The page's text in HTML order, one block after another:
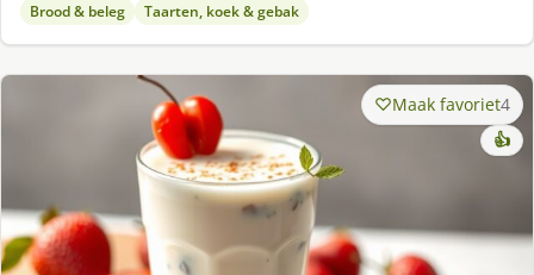
Brood & beleg Taarten, koek & gebak
Maak favoriet4
👍